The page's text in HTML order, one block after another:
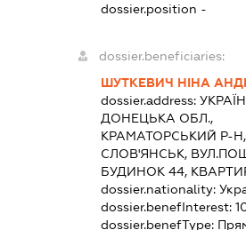
dossier.position -
dossier.beneficiaries:
ШУТКЕВИЧ НІНА
dossier.address:
ДОНЕЦЬКА ОБЛ.,
КРАМАТОРСЬКИЙ Р-Н,
СЛОВ'ЯНСЬК,
БУДИНОК 44,
dossier.nationality:
dossier.benefInterest:
dossier.benefType: